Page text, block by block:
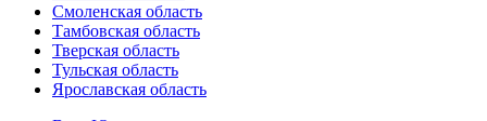
Смоленская область
Тамбовская область
Тверская область
Тульская область
Ярославская область